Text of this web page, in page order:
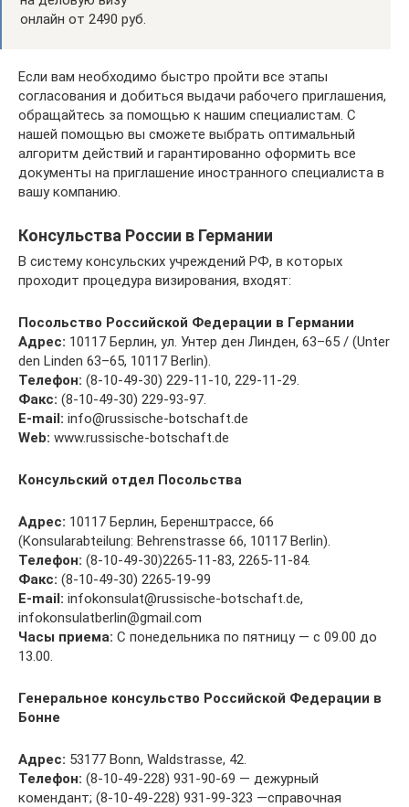
онлайн от 2490 руб.
Если вам необходимо быстро пройти все этапы
согласования и добиться выдачи рабочего приглашения,
обращайтесь за помощью к нашим специалистам. С
нашей помощью вы сможете выбрать оптимальный
алгоритм действий и гарантированно оформить все
документы на приглашение иностранного специалиста в
вашу компанию.
Консульства России в Германии
В систему консульских учреждений РФ, в которых
проходит процедура визирования, входят:
Посольство Российской Федерации в Германии
Адрес: 10117 Берлин, ул. Унтер ден Линден, 63–65 / (Unter
den Linden 63–65, 10117 Berlin).
Телефон: (8-10-49-30) 229-11-10, 229-11-29.
Факс: (8-10-49-30) 229-93-97.
E-mail: info@russische-botschaft.de
Web: www.russische-botschaft.de
Консульский отдел Посольства
Адрес: 10117 Берлин, Беренштрассе, 66
(Konsularabteilung: Behrenstrasse 66, 10117 Berlin).
Телефон: (8-10-49-30)2265-11-83, 2265-11-84.
Факс: (8-10-49-30) 2265-19-99
E-mail: infokonsulat@russische-botschaft.de,
infokonsulatberlin@gmail.com
Часы приема: С понедельника по пятницу — с 09.00 до
13.00.
Генеральное консульство Российской Федерации в
Бонне
Адрес: 53177 Bonn, Waldstrasse, 42.
Телефон: (8-10-49-228) 931-90-69 — дежурный
комендант; (8-10-49-228) 931-99-323 —справочная